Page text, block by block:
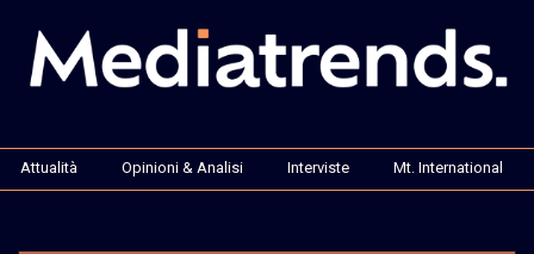
Attualità Opinioni & Analisi Interviste Mt. International